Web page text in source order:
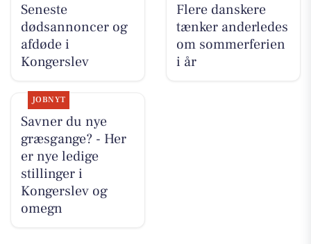
Seneste
dødsannoncer og
afdøde i
Kongerslev
Flere danskere
tænker anderledes
om sommerferien
i år
JOBNYT
Savner du nye
græsgange? - Her
er nye ledige
stillinger i
Kongerslev og
omegn